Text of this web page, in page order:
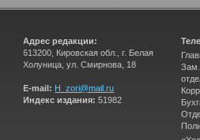
Адрес редакции:
613200, Кировская обл., г. Белая
Холуница, ул. Смирнова, 18
E-mail: H_zori@mail.ru
Индекс издания: 51982
Зам.